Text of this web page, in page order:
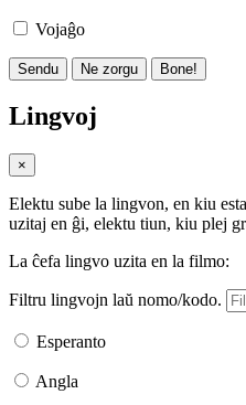
Vojaĝo
Sendu Ne zorgu Bone!
Lingvoj
×
Elektu sube la lingvon, en kiu
uzitaj en ĝi, elektu tiun, kiu plej
La ĉefa lingvo uzita en la filmo:
Filtru lingvojn laŭ nomo/kodo.
Esperanto
Angla